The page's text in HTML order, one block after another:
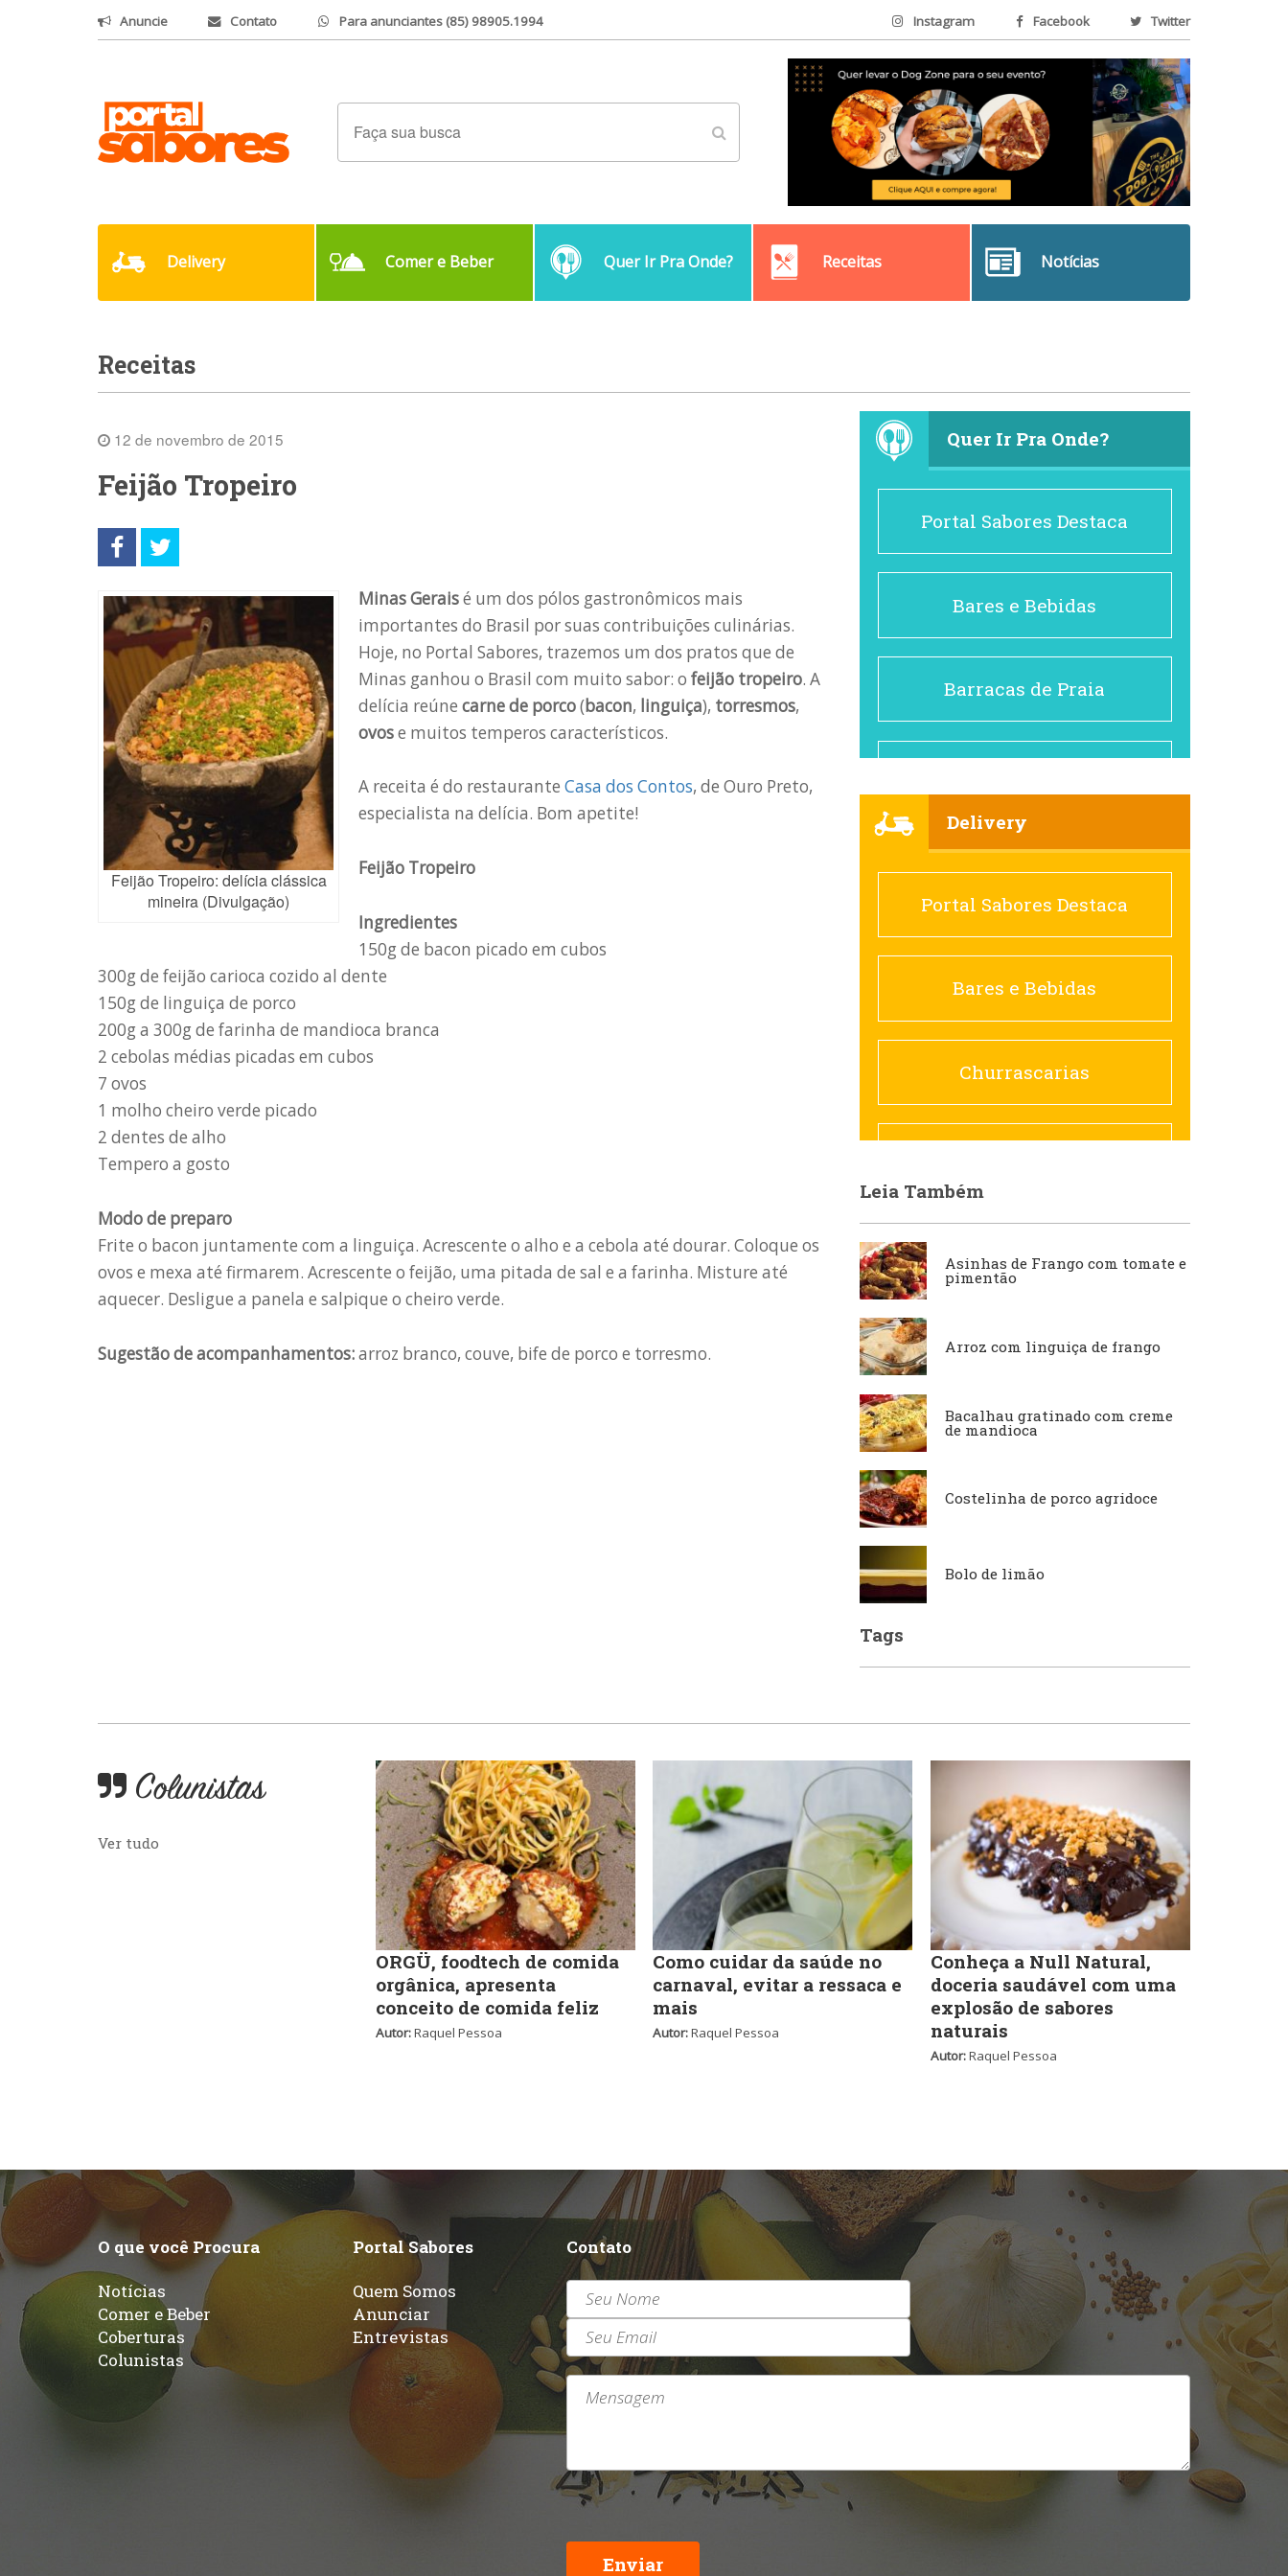
Anuncie Contato Para anunciantes (85) 98905.1994 Instagram Facebook Twitter
Delivery Comer e Beber Quer Ir Pra Onde? Receitas Notícias
Receitas
12 de novembro de 2015
Feijão Tropeiro
Feijão Tropeiro: delícia clássica
mineira (Divulgação)
MinasGeraisé um dos pólos gastronômicos mais
importantes do Brasil por suas contribuições culinárias.
Hoje, no Portal Sabores, trazemos um dos pratos que de
Minas ganhou o Brasil com muito sabor: o feijão tropeiro. A
delícia reúne carne de porco(bacon, linguiça), torresmos,
ovose muitos temperos característicos.
A receita é do restaurante Casa dos Contos, de Ouro Preto,
especialista na delícia. Bom apetite!
Feijão Tropeiro
Ingredientes
150g de bacon picado em cubos
300g de feijão carioca cozido al dente
150g de linguiça de porco
200g a 300g de farinha de mandioca branca
2 cebolas médias picadas em cubos
7 ovos
1 molho cheiro verde picado
2 dentes de alho
Tempero a gosto
Modode preparo
Frite o bacon juntamente com a linguiça. Acrescente o alho e a cebola até dourar. Coloque os
ovos e mexa até firmarem. Acrescente o feijão, uma pitada de sal e a farinha. Misture até
aquecer. Desligue a panela e salpique o cheiro verde.
Sugestão de acompanhamentos:arroz branco, couve, bife de porco e torresmo.
Quer Ir Pra Onde?
Portal Sabores Destaca
Bares e Bebidas
Barracas de Praia
Cafés
Churrascarias
Comida saudável
Contemporânea
Espanhola
Francesa
Hamburguerias e
Lanchonetes
Massas
Padarias e Confeitarias
Peixes e Frutos do Mar
Pizzarias
Self-service
Sobremesas e sorvetes
Delivery
Portal Sabores Destaca
Bares e Bebidas
Churrascarias
Sanduicherias
Japonesa e Oriental
Lanchonetes
Padarias e Confeitarias
Portuguesa
Sobremesas e sorvetes
Variados
Leia Também
Asinhas de Frango com tomate e
pimentão
Arroz com linguiça de frango
Bacalhau gratinado com creme
de mandioca
Costelinha de porco agridoce
Bolo de limão
Tags
Colunistas
Ver tudo
ORGÜ, foodtech de comida
orgânica, apresenta
conceito de comida feliz
Autor:Raquel Pessoa
Como cuidar da saúde no
carnaval, evitar a ressaca e
mais
Autor:Raquel Pessoa
Conheça a Null Natural,
doceria saudável com uma
explosão de sabores
naturais
Autor:Raquel Pessoa
O que você Procura
Notícias
Comer e Beber
Coberturas
Colunistas
Portal Sabores
Quem Somos
Anunciar
Entrevistas
Contato
Enviar